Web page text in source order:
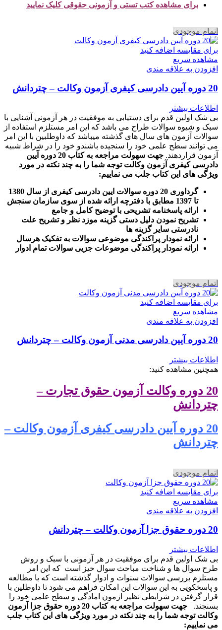
برای مشاهده کتب تستی و آزمونی حقوقی کلیک نمایید
اتمام موجودی
برای مقایسه اضافه کنید
مشاهده سریع
افزودن به علاقه مندی
20 دوره آیین دادرسی کیفری آزمون وکالت – چتردانش
اطلاعات بیشتر
بی شک اولین قدم برای دستیابی به موفقیت در هر آزمونی آشنایی با
سبک و شیوه سوالات طراح می باشد که این امر مستلزم استفاده از
سوالات آزمون های سال های گذشته میباشد که داوطلبین با این امر
می توانند سطح علمی خود را سنجیده باشندو خود را در شراط شبیه
آزمون قراردهند.
جهت سهولت مراجعه به کتاب 20 دوره آیین
دادرسی کیفری آزمون وکالت توجه شما را به چند نکته در مورد
ویژگی های این کتاب جلب می نماییم:
گرداوری 20 دوره سوالات ایین دادرسی کیفری از سال 1380
تا 1397 مطابق با دفترچه ارائه شده از سوی سازمان سنجش
ارائه پاسخنامه تشریحی با توضیح کامل و جامع
تشریح نمودن دلیل دستی گزینه موزد نظر و تشریح علت
نادرستی سایر گزینه ها
ارائه نمودار پراکندگی موضوعی سوالات به تفکیک هرسال
رائه نمودار پراکندگی موضوعات جزیی سوالات تمام ادوار
اتمام موجودی
برای مقایسه اضافه کنید
مشاهده سریع
افزودن به علاقه مندی
20 دوره آیین دادرسی مدنی آزمون وکالت – چتردانش
اطلاعات بیشتر
همچنین مشاهده کنید:
20 دوره وکالت آزمون حقوق تجارت –
چتردانش
20 دوره آیین دادرسی کیفری آزمون وکالت –
چتردانش
اتمام موجودی
برای مقایسه اضافه کنید
مشاهده سریع
افزودن به علاقه مندی
20 دوره حقوق جزا آزمون وکالت – چتردانش
اطلاعات بیشتر
بی شک اولین قدم برای موفقیت در هر آزمونی با سبک و روش
طرح سوال ها و شناخت مباحث سوال خیز است که این امر
مستلزم بررسی سوالات سنوات و ادوار گذشته است که با مطالعه
و پاسخکویی به این سوالات این امکان فراهم می شود تا داوطلین با
قرار گرفتن در شرایطی نظیر ازمون امادگی و سطح علمی خود را
بسنجند.
جهت سهولت مراجعه به کتاب 20 دوره حقوق جزا آزمون
وکالت توجه شما را به چند نکته در مورد ویژگی های این کتاب جلب
می نماییم: